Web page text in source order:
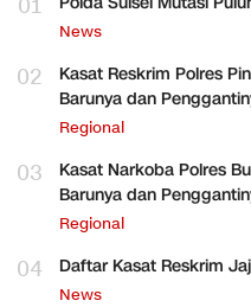
01
News
02
Kasat Reskrim Polres
Barunya dan
Regional
03
Kasat Narkoba Polres
Barunya dan
Regional
04 Daftar Kasat Reskrim
News